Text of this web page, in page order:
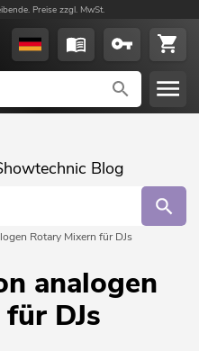
Preise zzgl. MwSt.
Blog
Rotary Mixern für DJs
analogen
DJs